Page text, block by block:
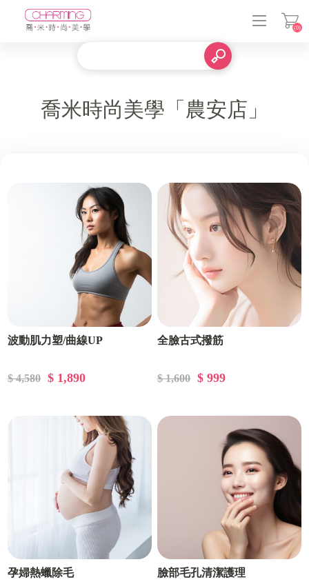
(0)
喬米時尚美學「農安店」
波動肌力塑/曲線UP
$ 4,580 $ 1,890
全臉古式撥筋
$ 1,600 $ 999
孕婦熱蠟除毛 臉部毛孔清潔護理